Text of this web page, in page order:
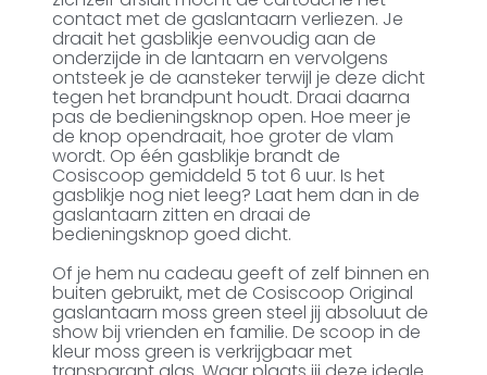
contact met de gaslantaarn verliezen. Je
draait het gasblikje eenvoudig aan de
onderzijde in de lantaarn en vervolgens
ontsteek je de aansteker terwijl je deze dicht
tegen het brandpunt houdt. Draai daarna
pas de bedieningsknop open. Hoe meer je
de knop opendraait, hoe groter de vlam
wordt. Op één gasblikje brandt de
Cosiscoop gemiddeld 5 tot 6 uur. Is het
gasblikje nog niet leeg? Laat hem dan in de
gaslantaarn zitten en draai de
bedieningsknop goed dicht.
Of je hem nu cadeau geeft of zelf binnen en
buiten gebruikt, met de Cosiscoop Original
gaslantaarn moss green steel jij absoluut de
show bij vrienden en familie. De scoop in de
kleur moss green is verkrijgbaar met